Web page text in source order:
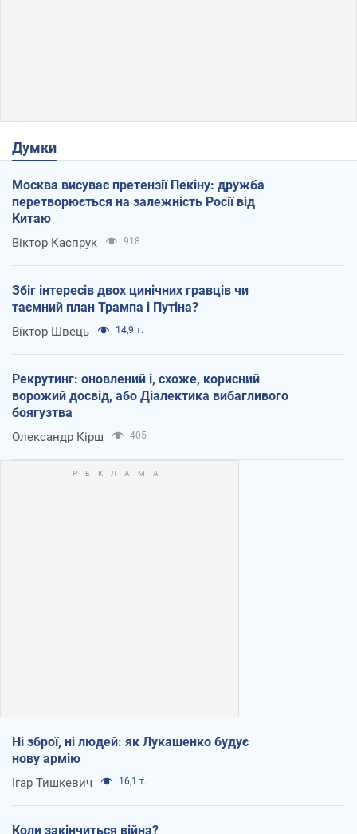
Думки
Москва висуває претензії Пекіну: дружба
перетворюється на залежність Росії від
Китаю
Віктор Каспрук 918
Збіг інтересів двох цинічних гравців чи
таємний план Трампа і Путіна?
Віктор Швець 14,9 т.
Рекрутинг: оновлений і, схоже, корисний
ворожий досвід, або Діалектика вибагливого
боягузтва
Олександр Кірш 405
Ні зброї, ні людей: як Лукашенко будує
нову армію
Ігар Тишкевич 16,1 т.
Коли закінчиться війна?